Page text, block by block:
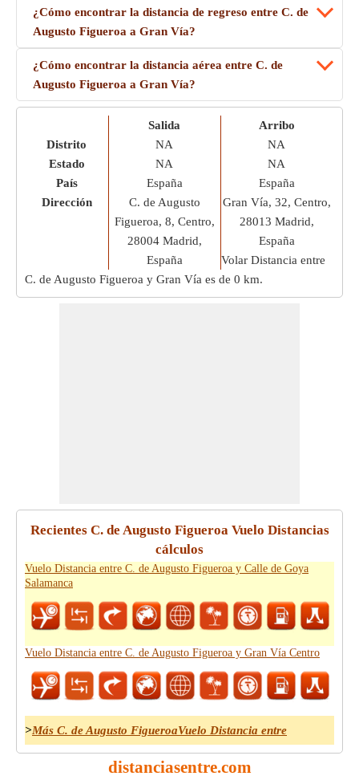
¿Cómo encontrar la distancia de regreso entre C. de
Augusto Figueroa a Gran Vía?
¿Cómo encontrar la distancia aérea entre C. de
Augusto Figueroa a Gran Vía?
Distrito
Estado
País
Dirección
Salida
NA
NA
España
C. de Augusto
Figueroa, 8, Centro,
28004 Madrid,
España
Arribo
NA
NA
España
Gran Vía, 32, Centro,
28013 Madrid,
España
Volar Distancia entre
C. de Augusto Figueroa y Gran Vía es de 0 km.
Recientes C. de Augusto Figueroa Vuelo Distancias
cálculos
Vuelo Distancia entre C. de Augusto Figueroa y Calle de Goya
Salamanca
Vuelo Distancia entre C. de Augusto Figueroa y Gran Vía Centro
>Más C. de Augusto FigueroaVuelo Distancia entre
distanciasentre.com